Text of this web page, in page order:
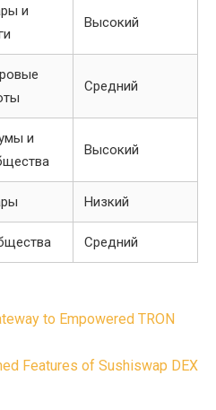
и
Высокий
Средний
и
Высокий
Низкий
Средний
to Empowered TRON
Features of Sushiswap DEX